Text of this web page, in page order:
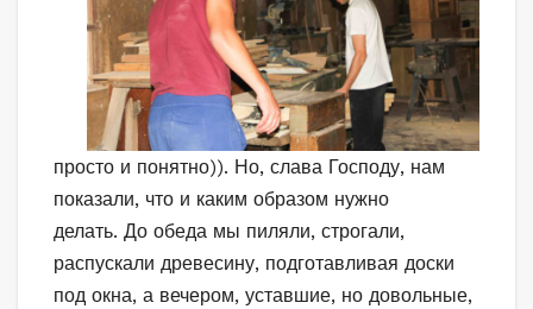
просто и понятно)). Но, слава Господу, нам
показали, что и каким образом нужно
делать. До обеда мы пиляли, строгали,
распускали древесину, подготавливая доски
под окна, а вечером, уставшие, но довольные,